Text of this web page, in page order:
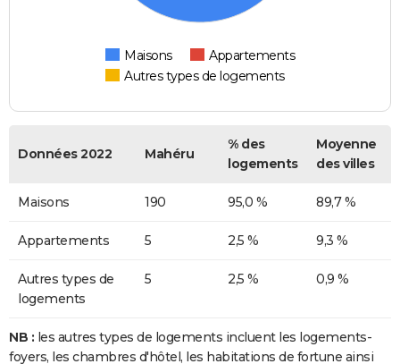
Maisons
Appartements
Autres types de logements
Données 2022 Mahéru
% des
logements
Moyenne
des villes
Maisons 190 95,0 % 89,7 %
Appartements 5 2,5 % 9,3 %
Autres types de
logements
5 2,5 % 0,9 %
NB : les autres types de logements incluent les logements-
foyers, les chambres d'hôtel, les habitations de fortune ainsi